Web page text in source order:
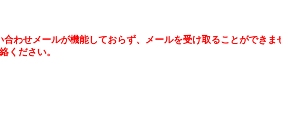
合わせメールが機能しておらず、メールを受け取ることができ
ください。